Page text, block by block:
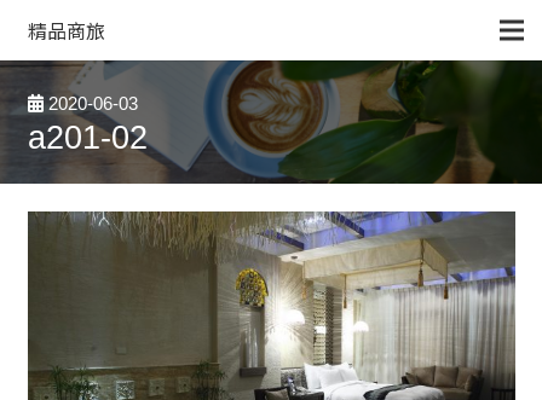
精品商旅
2020-06-03
a201-02